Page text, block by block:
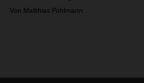
Von Matthias Pöhlmann